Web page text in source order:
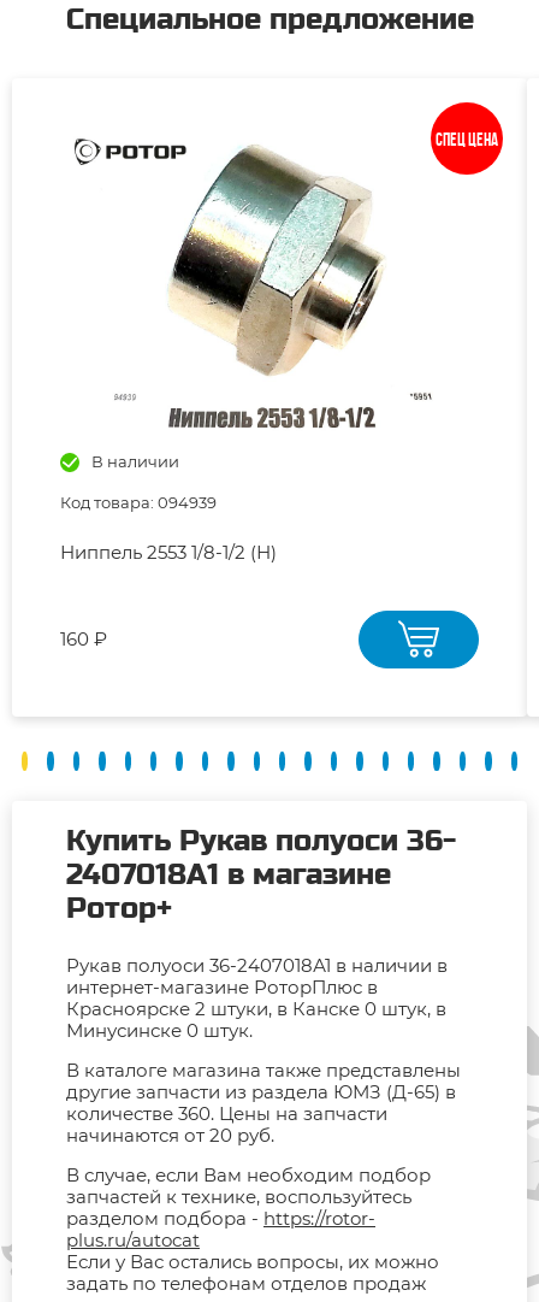
Специальное предложение
Спец цена
В наличии
Код товара: 094939
Ниппель 2553 1/8-1/2 (Н)
160 ₽
Купить Рукав полуоси 36-
2407018А1 в магазине
Ротор+
Рукав полуоси 36-2407018А1 в наличии в
интернет-магазине РоторПлюс в
Красноярске 2 штуки, в Канске 0 штук, в
Минусинске 0 штук.
В каталоге магазина также представлены
другие запчасти из раздела ЮМЗ (Д-65) в
количестве 360. Цены на запчасти
начинаются от 20 руб.
В случае, если Вам необходим подбор
запчастей к технике, воспользуйтесь
разделом подбора - https://rotor-
plus.ru/autocat
Если у Вас остались вопросы, их можно
задать по телефонам отделов продаж